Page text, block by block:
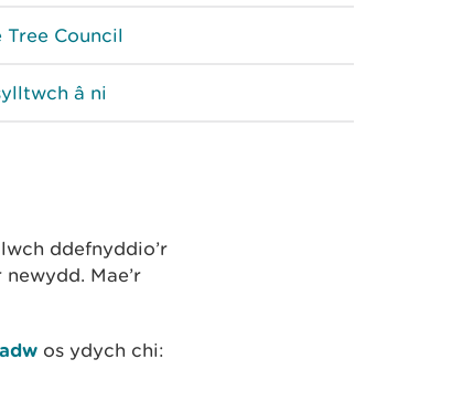
Tree Council
â ni
ddefnyddio’r
Mae’r
os ydych chi: